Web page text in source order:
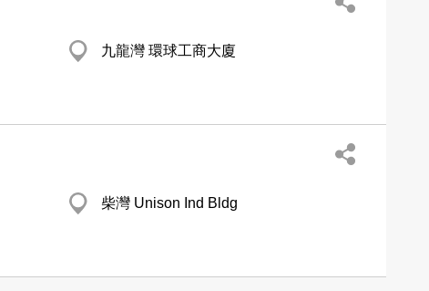
九龍灣 環球工商大廈
柴灣 Unison Ind Bldg